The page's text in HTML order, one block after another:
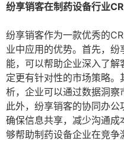
纷享销客在制药设备行业
纷享销客作为一款优秀的
业中应用的优势。首先，
能，可以帮助企业深入了解
定更有针对性的市场策略
析，企业可以通过数据洞察
此外，纷享销客的协同办公
确保信息共享，减少沟通
够帮助制药设备企业在竞争